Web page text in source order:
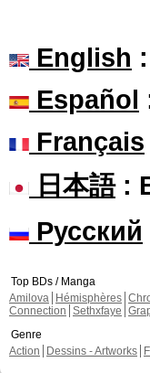
English
Español
Français
日本語:
Русский
Top BDs / Manga
Amilova
Hémisphères
Connection Sethxfaye
Genre
Action
Dessins - Artworks